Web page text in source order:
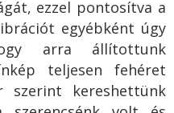
ezzel pontosítva a
egyébként úgy
arra állítottunk
teljesen fehéret
szerint kereshettünk